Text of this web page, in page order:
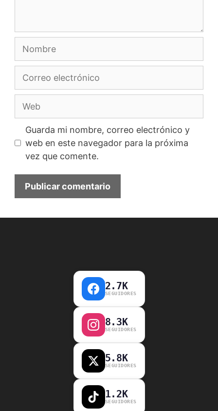
Nombre
Correo
Web
Guarda mi nombre, correo electrónico y
web en este navegador para la próxima
vez que comente.
2.7K
SEGUIDORES
8.3K
SEGUIDORES
5.8K
SEGUIDORES
1.2K
SEGUIDORES